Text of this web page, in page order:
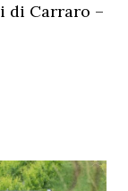
di Carraro –